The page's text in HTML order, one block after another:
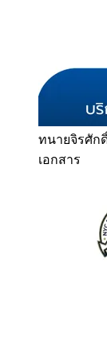
ทนายจิรศัก
เอกสาร